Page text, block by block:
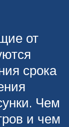
от
срока
Чем
и чем